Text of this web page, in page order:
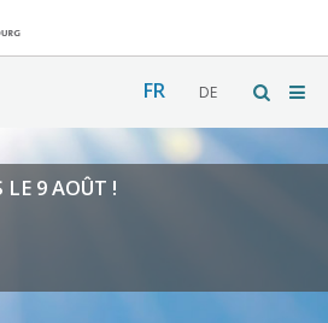
FR DE
LE 9 AOÛT !